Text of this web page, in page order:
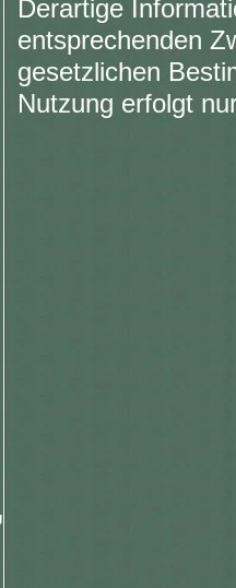
Derartige
entsprechenden
gesetzlichen
Nutzung erfolgt